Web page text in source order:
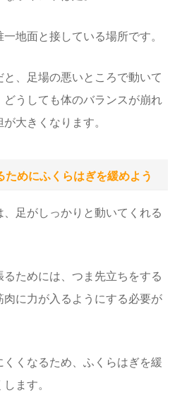
地面と接している場所です。
、足場の悪いところで動いて
うしても体のバランスが崩れ
大きくなります。
ためにふくらはぎを緩めよう
足がしっかりと動いてくれる
るためには、つま先立ちをする
に力が入るようにする必要が
くなるため、ふくらはぎを緩
ます。